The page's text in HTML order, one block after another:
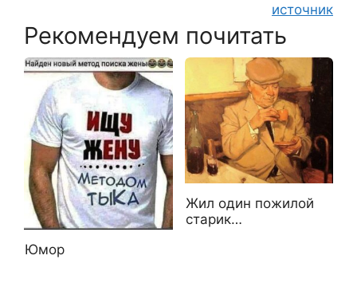
источник
Рекомендуем почитать
Юмор
Жил один пожилой
старик…